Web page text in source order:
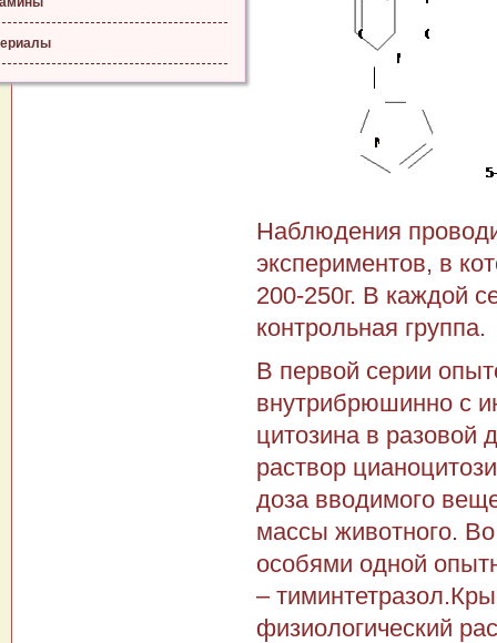
Наблюдения
экспериментов, в
200-250г. В каждой
контрольная группа.
В первой серии
внутрибрюшинно с
цитозина в разовой
раствор
доза вводимого
массы животного.
особями одной
–
физиологический